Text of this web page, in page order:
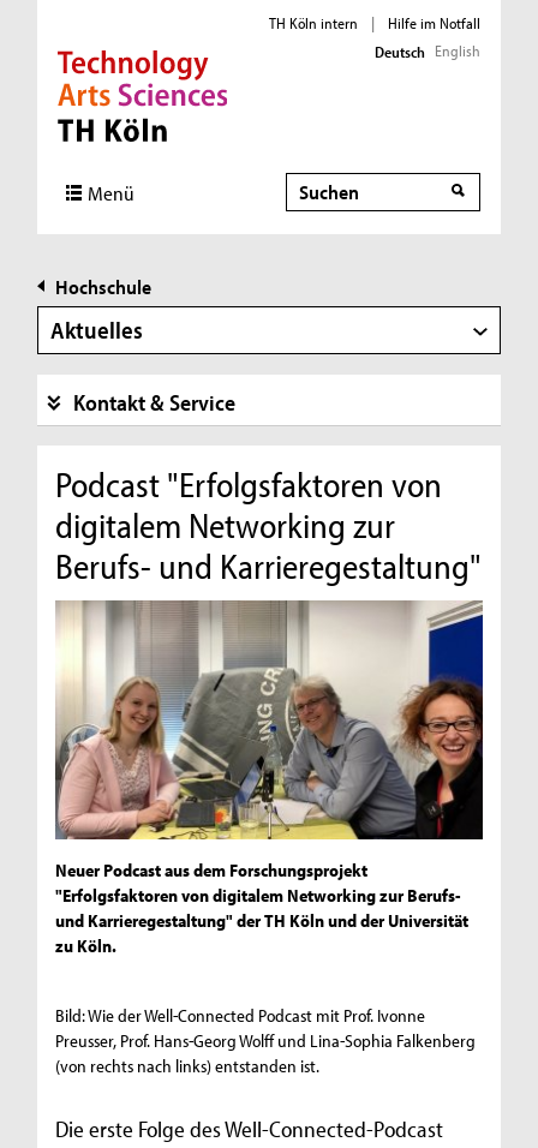
Direkt zur Hauptnavigation
Direkt zur Subnavigation
Direkt zum Inhalt
Direkt zum Fußbereich
TH Köln intern |
Hilfe im Notfall
Deutsch English
Menü Suche
Hochschule
Aktuelles
Kontakt & Service
Podcast "Erfolgsfaktoren von
digitalem Networking zur
Berufs- und Karrieregestaltung"
Neuer Podcast aus dem Forschungsprojekt
"Erfolgsfaktoren von digitalem Networking zur Berufs-
und Karrieregestaltung" der TH Köln und der Universität
zu Köln.
Bild: Wie der Well-Connected Podcast mit Prof. Ivonne
Preusser, Prof. Hans-Georg Wolff und Lina-Sophia Falkenberg
(von rechts nach links) entstanden ist.
Die erste Folge des Well-Connected-Podcast